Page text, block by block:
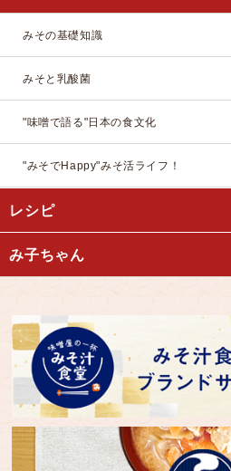
みその基礎知識
みそと乳酸菌
"味噌で語る"日本の食文化
"みそでHappy"みそ活ライフ！
レシピ
み子ちゃん